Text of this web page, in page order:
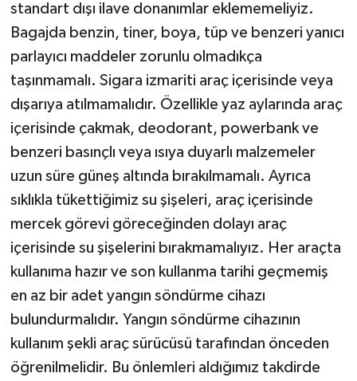
standart dışı ilave donanımlar eklememeliyiz.
Bagajda benzin, tiner, boya, tüp ve benzeri yanıcı
parlayıcı maddeler zorunlu olmadıkça
taşınmamalı. Sigara izmariti araç içerisinde veya
dışarıya atılmamalıdır. Özellikle yaz aylarında araç
içerisinde çakmak, deodorant, powerbank ve
benzeri basınçlı veya ısıya duyarlı malzemeler
uzun süre güneş altında bırakılmamalı. Ayrıca
sıklıkla tükettiğimiz su şişeleri, araç içerisinde
mercek görevi göreceğinden dolayı araç
içerisinde su şişelerini bırakmamalıyız. Her araçta
kullanıma hazır ve son kullanma tarihi geçmemiş
en az bir adet yangın söndürme cihazı
bulundurmalıdır. Yangın söndürme cihazının
kullanım şekli araç sürücüsü tarafından önceden
öğrenilmelidir. Bu önlemleri aldığımız takdirde